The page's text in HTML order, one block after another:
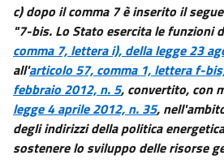
c) dopo il comma 7 è inserito il
"7-bis. Lo Stato esercita le funzioni
comma 7, lettera i), della legge 23
all'articolo 57, comma 1, lettera f-
febbraio 2012, n. 5, convertito, con
legge 4 aprile 2012, n. 35,
degli indirizzi della politica
sostenere lo sviluppo delle risorse